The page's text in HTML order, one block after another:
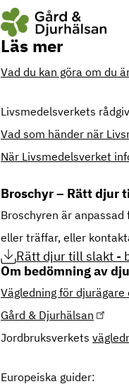
Läs mer
Vad du kan göra om du
Livsmedelsverkets
Vad som händer när
När Livsmedelsverket
Broschyr – Rätt djur
Broschyren är
eller träffar, eller
Rätt djur till slakt -
Om bedömning av
Vägledning för
Gård & Djurhälsan
Jordbruksverkets
Europeiska guider: